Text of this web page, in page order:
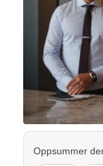
Oppsummer